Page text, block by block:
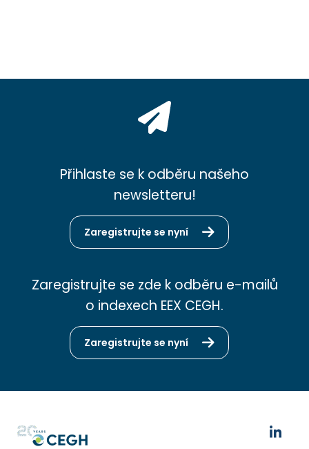
Přihlaste se k odběru našeho
newsletteru!
Zaregistrujte se nyní
Zaregistrujte se zde k odběru e-mailů
o indexech EEX CEGH.
Zaregistrujte se nyní